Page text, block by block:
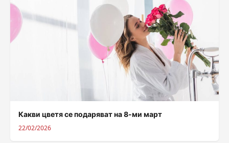
Какви цветя се подаряват на 8-ми март
22/02/2026